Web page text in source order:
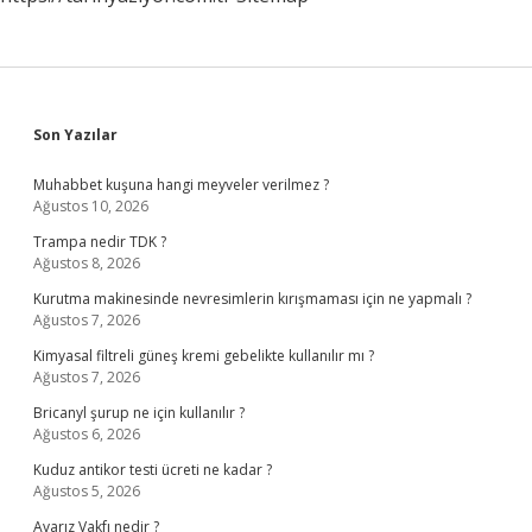
Sidebar
Son Yazılar
Muhabbet kuşuna hangi meyveler verilmez ?
Ağustos 10, 2026
Trampa nedir TDK ?
Ağustos 8, 2026
Kurutma makinesinde nevresimlerin kırışmaması için ne yapmalı ?
Ağustos 7, 2026
Kimyasal filtreli güneş kremi gebelikte kullanılır mı ?
Ağustos 7, 2026
Bricanyl şurup ne için kullanılır ?
Ağustos 6, 2026
Kuduz antikor testi ücreti ne kadar ?
Ağustos 5, 2026
Avarız Vakfı nedir ?